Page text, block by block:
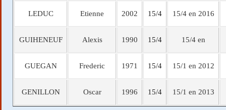
LEDUC Etienne 2002 15/4 15/4 en 2016
GUIHENEUF Alexis 1990 15/4 15/4 en
GUEGAN Frederic 1971 15/4 15/1 en 2012
GENILLON Oscar 1996 15/4 15/1 en 2013